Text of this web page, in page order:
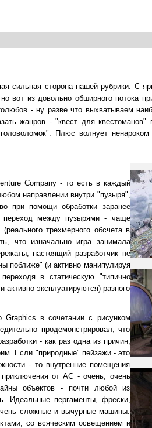
сильная сторона нашей рубрики. С
вот из довольно обширного потока
- ну разве что выхватываем
жанров - "квест для
Плюс волнует
Company - то есть в каждый
направлении внутри "пузыря",
при помощи обработки заранее
переход между пузырями - чаще
трехмерного обсчета в
что изначально игра занимала
настоящий разработчик не
поближе" (и активно манипулируя
в статическую "типично
активно эксплуатируются) разного
Graphics в сочетании с рисунком
продемонстрировал, что
- как раз одна из причин,
Если "природные" пейзажи - это
- то внутренние помещения
от AC - очень, очень
объектов - почти любой из
Идеальные пергаменты, фрески,
сложные и вычурные машины.
со всяческим освещением и